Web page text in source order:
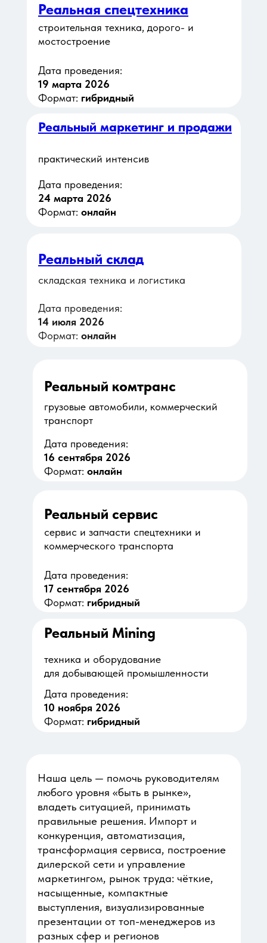
складская техника и логистика
Реальный склад
Дата проведения:
14 июля 2026
Формат: онлайн
практический интенсив
Дата проведения:
24 марта 2026
Формат: онлайн
Реальный маркетинг и продажи
Реальная спецтехника
строительная техника, дорого- и
мостостроение
Дата проведения:
19 марта 2026
Формат: гибридный
грузовые автомобили, коммерческий
транспорт
Реальный комтранс
Дата проведения:
16 сентября 2026
Формат: онлайн
техника и оборудование
для добывающей промышленности
Дата проведения:
10 ноября 2026
Формат: гибридный
Реальный Mining
Реальный сервис
сервис и запчасти спецтехники и
коммерческого транспорта
Дата проведения:
17 сентября 2026
Формат: гибридный
Наша цель — помочь руководителям
любого уровня «быть в рынке»,
владеть ситуацией, принимать
правильные решения. Импорт и
конкуренция, автоматизация,
трансформация сервиса, построение
дилерской сети и управление
маркетингом, рынок труда: чёткие,
насыщенные, компактные
выступления, визуализированные
презентации от топ-менеджеров из
разных сфер и регионов